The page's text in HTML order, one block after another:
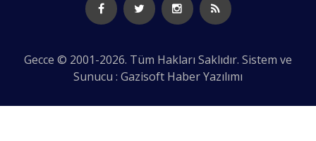
Gecce © 2001-2026. Tüm Hakları Saklıdır. Sistem ve
Sunucu : Gazisoft Haber Yazılımı